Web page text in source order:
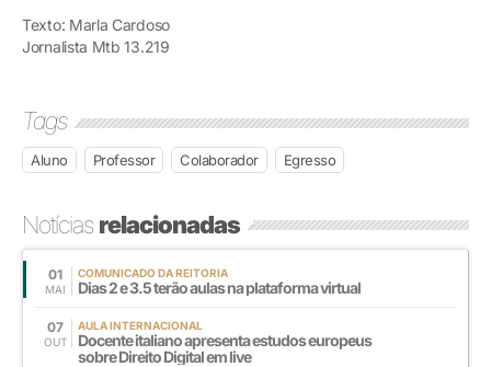
Texto: Marla Cardoso
Jornalista Mtb 13.219
Tags
Aluno Professor Colaborador Egresso
Notíciasrelacionadas
01
MAI
COMUNICADO DA REITORIA
Dias 2 e 3.5 terão aulas na plataforma virtual
07
OUT
AULA INTERNACIONAL
Docente italiano apresenta estudos europeus
sobre Direito Digital em live